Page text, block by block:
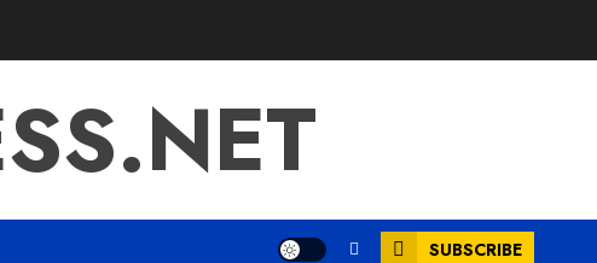
SUBSCRIBE